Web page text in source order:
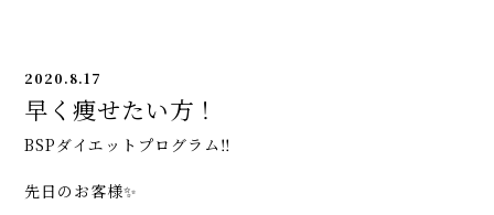
2020.8.17
早く痩せたい方！
BSPダイエットプログラム‼️
先日のお客様✨